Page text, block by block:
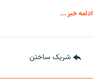
ادامه خبر ...
شریک ساختن